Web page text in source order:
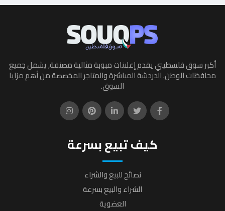
أكبر سوق فلسطيني يقدم إعلانات مبوبة مثالية مصنفة, يشمل جميع
محافظات الوطن. الدردشة المباشرة والمتاجر المخصصة من أهم مزايا
السوق.
كيف تبيع بسرعة
نصائح للبيع والشراء
الشراء والبيع بسرعة
العضوية